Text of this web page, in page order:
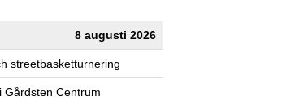
8 augusti 2026
streetbasketturnering
Gårdsten Centrum